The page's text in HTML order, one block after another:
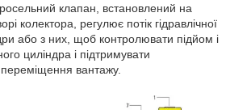
клапан, встановлений на
колектора, регулює потік гідравлічної
або з них, щоб контролювати підйом і
циліндра і підтримувати
вантажу.